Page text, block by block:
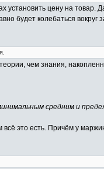
установить цену на
будет колебаться вокруг
чем знания,
средним и
это есть. Причём у